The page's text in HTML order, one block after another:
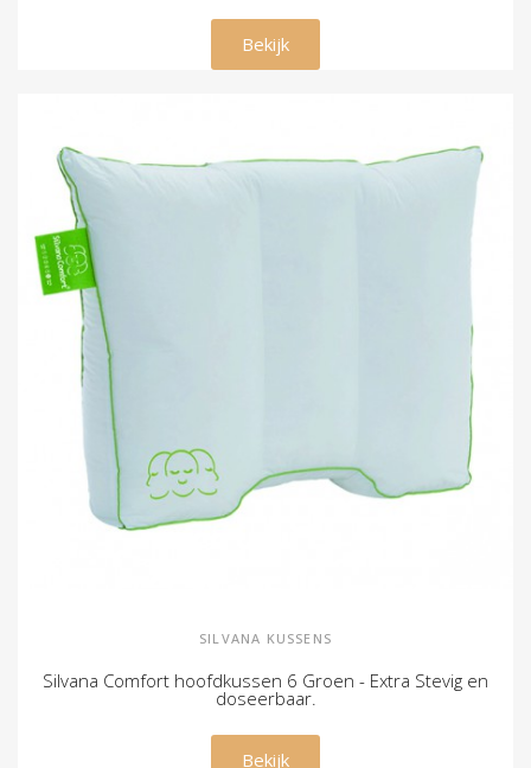
€ 79,00
Bekijk
SILVANA KUSSENS
Silvana Comfort hoofdkussen 6 Groen - Extra Stevig en
doseerbaar.
€ 79,00
Bekijk